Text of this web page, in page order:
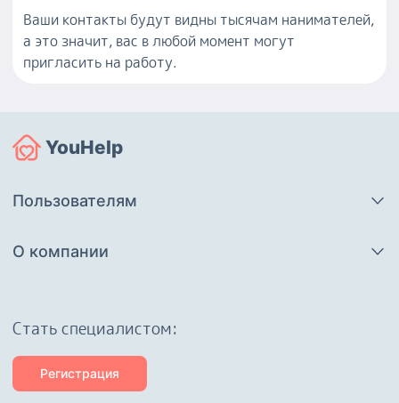
Ваши контакты будут видны тысячам нанимателей,
а это значит, вас в любой момент могут
пригласить на работу.
YouHelp
Пользователям
О компании
Cтать специалистом:
Регистрация